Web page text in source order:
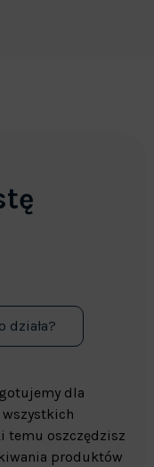
działa?
dla
temu oszczędzisz
produktów